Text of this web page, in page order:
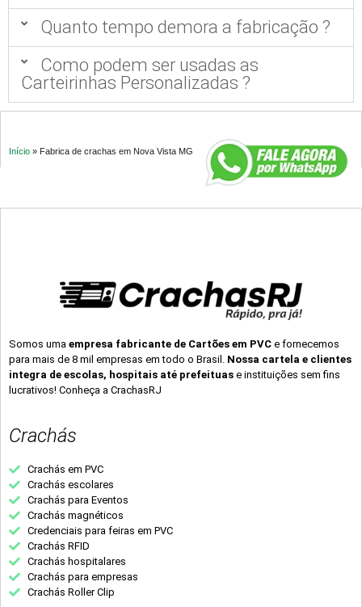
Quanto tempo demora a fabricação ?
Como podem ser usadas as
Carteirinhas Personalizadas ?
Início » Fabrica de crachas em Nova Vista MG
Somos uma empresa fabricante de Cartões em PVC e fornecemos
para mais de 8 mil empresas em todo o Brasil. Nossa cartela e clientes
integra de escolas, hospitais até prefeituas e instituições sem fins
lucrativos! Conheça a CrachasRJ
Crachás
Crachás em PVC
Crachás escolares
Crachás para Eventos
Crachás magnéticos
Credenciais para feiras em PVC
Crachás RFID
Crachás hospitalares
Crachás para empresas
Crachás Roller Clip